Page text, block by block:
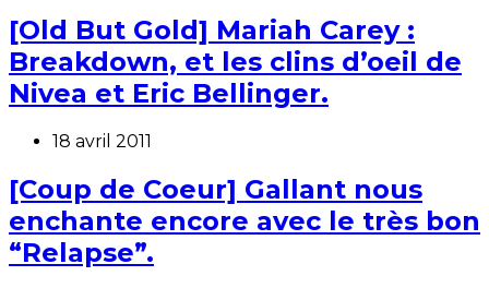
[Old But Gold] Mariah Carey :
Breakdown, et les clins d’oeil de
Nivea et Eric Bellinger.
18 avril 2011
[Coup de Coeur] Gallant nous
enchante encore avec le très bon
“Relapse”.